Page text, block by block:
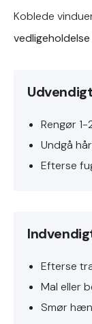
Koblede
vedligeholdelse
Rengør
Undgå
Efterse
Efterse
Mal eller
Smør